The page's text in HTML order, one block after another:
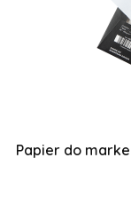
Papier do